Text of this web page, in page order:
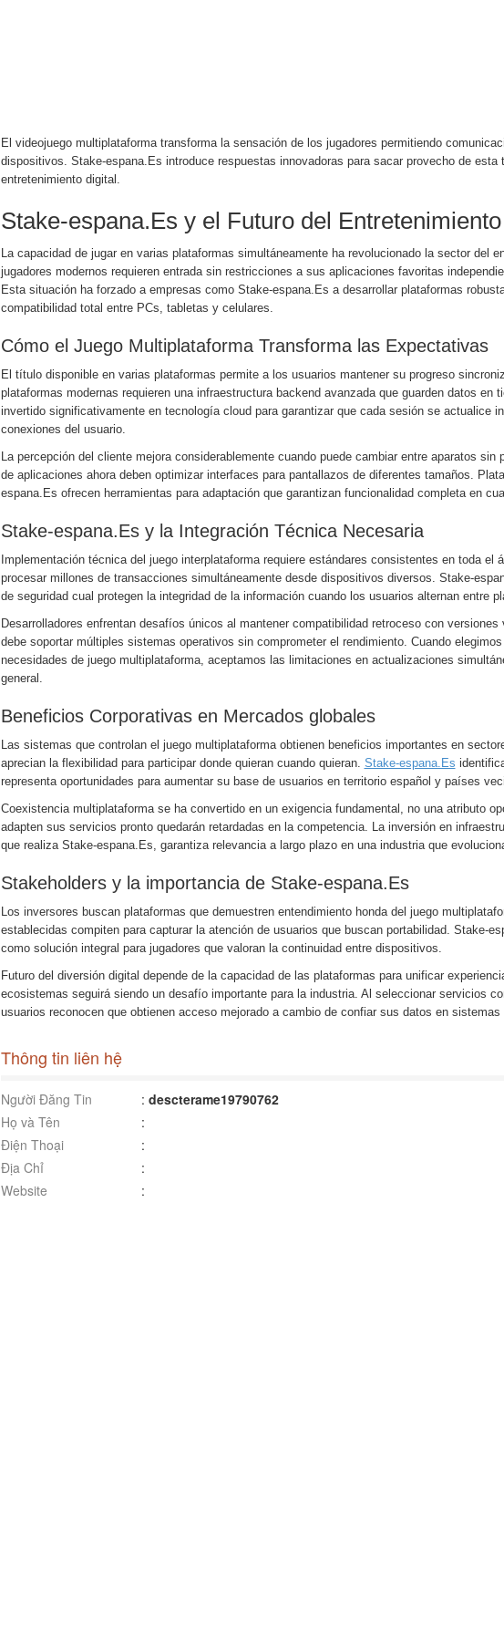
El videojuego multiplataforma transforma la sensación de los jugadores permitiendo
dispositivos. Stake-espana.Es introduce respuestas innovadoras para sacar provecho de esta
entretenimiento digital.
Stake-espana.Es y el Futuro del
La capacidad de jugar en varias plataformas simultáneamente ha revolucionado la sector del
jugadores modernos requieren entrada sin restricciones a sus aplicaciones favoritas
Esta situación ha forzado a empresas como Stake-espana.Es a desarrollar plataformas
compatibilidad total entre PCs, tabletas y celulares.
Cómo el Juego Multiplataforma Transforma las Expectativas
El título disponible en varias plataformas permite a los usuarios mantener su progreso
plataformas modernas requieren una infraestructura backend avanzada que guarden datos en
invertido significativamente en tecnología cloud para garantizar que cada sesión se actualice
conexiones del usuario.
La percepción del cliente mejora considerablemente cuando puede cambiar entre aparatos sin
de aplicaciones ahora deben optimizar interfaces para pantallazos de diferentes tamaños.
espana.Es ofrecen herramientas para adaptación que garantizan funcionalidad completa en
Stake-espana.Es y la Integración Técnica Necesaria
Implementación técnica del juego interplataforma requiere estándares consistentes en toda el
procesar millones de transacciones simultáneamente desde dispositivos diversos. Stake-
de seguridad cual protegen la integridad de la información cuando los usuarios alternan entre
Desarrolladores enfrentan desafíos únicos al mantener compatibilidad retroceso con
debe soportar múltiples sistemas operativos sin comprometer el rendimiento. Cuando
necesidades de juego multiplataforma, aceptamos las limitaciones en actualizaciones
general.
Beneficios Corporativas en Mercados globales
Las sistemas que controlan el juego multiplataforma obtienen beneficios importantes en
aprecian la flexibilidad para participar donde quieran cuando quieran. Stake-espana.Es
representa oportunidades para aumentar su base de usuarios en territorio español y países
Coexistencia multiplataforma se ha convertido en un exigencia fundamental, no una atributo
adapten sus servicios pronto quedarán retardadas en la competencia. La inversión en
que realiza Stake-espana.Es, garantiza relevancia a largo plazo en una industria que
Stakeholders y la importancia de Stake-espana.Es
Los inversores buscan plataformas que demuestren entendimiento honda del juego
establecidas compiten para capturar la atención de usuarios que buscan portabilidad. Stake-
como solución integral para jugadores que valoran la continuidad entre dispositivos.
Futuro del diversión digital depende de la capacidad de las plataformas para unificar
ecosistemas seguirá siendo un desafío importante para la industria. Al seleccionar servicios
usuarios reconocen que obtienen acceso mejorado a cambio de confiar sus datos en sistemas
Thông tin liên hệ
Người Đăng Tin : descterame19790762
Họ và Tên
:
Điện Thoại
:
Địa Chỉ
:
Website
: